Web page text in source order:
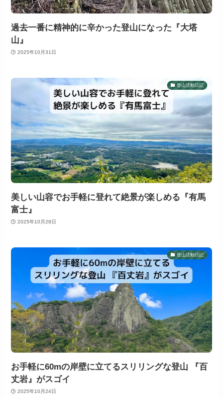
過去一番に精神的に辛かった登山になった『大塔
山』
2025年10月31日
登山活動日記
美しい山容でお手軽に登れて絶景が楽しめる『有馬
富士』
2025年10月28日
登山活動日記
お手軽に60mの岸壁に立てるスリリングな登山 『百
丈岩』がスゴイ
2025年10月24日